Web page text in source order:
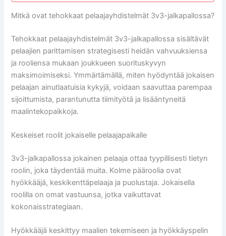
Mitkä ovat tehokkaat pelaajayhdistelmät 3v3-jalkapallossa?
Tehokkaat pelaajayhdistelmät 3v3-jalkapallossa sisältävät
pelaajien parittamisen strategisesti heidän vahvuuksiensa
ja rooliensa mukaan joukkueen suorituskyvyn
maksimoimiseksi. Ymmärtämällä, miten hyödyntää jokaisen
pelaajan ainutlaatuisia kykyjä, voidaan saavuttaa parempaa
sijoittumista, parantunutta tiimityötä ja lisääntyneitä
maalintekopaikkoja.
Keskeiset roolit jokaiselle pelaajapaikalle
3v3-jalkapallossa jokainen pelaaja ottaa tyypillisesti tietyn
roolin, joka täydentää muita. Kolme pääroolia ovat
hyökkääjä, keskikenttäpelaaja ja puolustaja. Jokaisella
roolilla on omat vastuunsa, jotka vaikuttavat
kokonaisstrategiaan.
Hyökkääjä keskittyy maalien tekemiseen ja hyökkäyspelin